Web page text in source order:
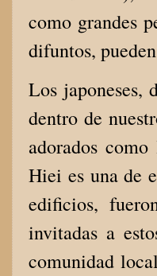
como grandes
difuntos,
Los japoneses,
dentro de
adorados
Hiei es una de
edificios,
invitadas a
comunidad